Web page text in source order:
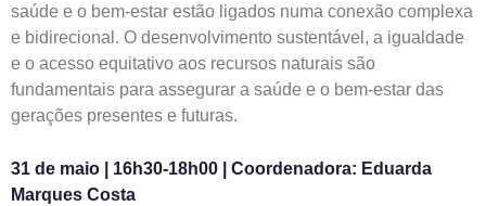
saúde e o bem-estar estão ligados numa conexão complexa
e bidirecional. O desenvolvimento sustentável, a igualdade
e o acesso equitativo aos recursos naturais são
fundamentais para assegurar a saúde e o bem-estar das
gerações presentes e futuras.
31 de maio | 16h30-18h00 | Coordenadora: Eduarda
Marques Costa